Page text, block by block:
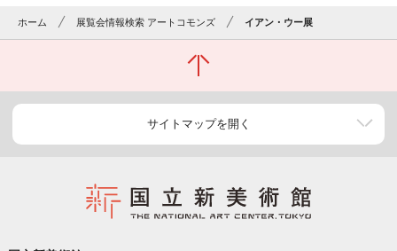
ホーム 展覧会情報検索 アートコモンズ イアン・ウー展
サイトマップを開く